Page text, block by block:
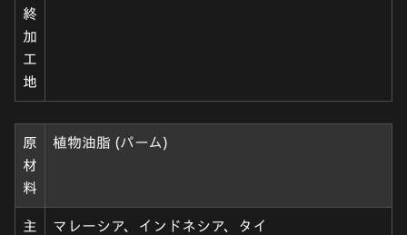
終
加
工
地
原
材
料
植物油脂 (パーム)
主
マレーシア、インドネシア、タイ